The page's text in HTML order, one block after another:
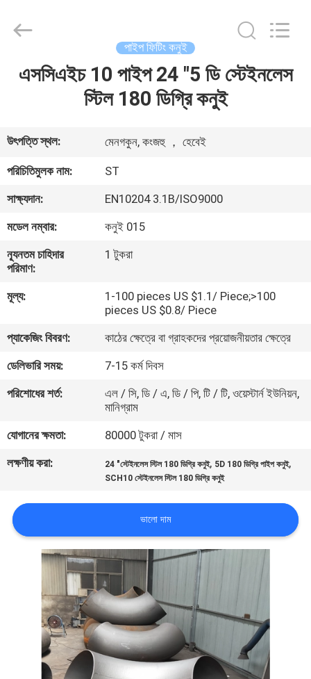
বাড়ি
ভিডিও
VR
প্রদর্শন
আমাদের
সম্পর্কে
কারখানা
ভ্রমণ
নিয়ন্ত্রণ
সাথে
যোগাযোগ
ক্ষেত্রেই
Ltd..
পাইপ ফিটিং কনুই
এসসিএইচ 10 পাইপ 24 "5 ডি স্টেইনলেস
স্টিল 180 ডিগ্রি কনুই
উৎপত্তি স্থল: মেনগকুন, কংজহু ， হেবেই
পরিচিতিমুলক নাম:
ST
সাক্ষ্যদান:
EN10204 3.1B/ISO9000
মডেল নম্বার:
কনুই 015
ন্যূনতম চাহিদার
পরিমাণ:
1 টুকরা
মূল্য:
1-100 pieces US $1.1/ Piece;>100
pieces US $0.8/ Piece
প্যাকেজিং বিবরণ:
কাঠের ক্ষেত্রে বা গ্রাহকদের প্রয়োজনীয়তার ক্ষেত্রে
ডেলিভারি সময়:
7-15 কর্ম দিবস
পরিশোধের শর্ত:
এল / সি, ডি / এ, ডি / পি, টি / টি, ওয়েস্টার্ন ইউনিয়ন,
মানিগ্রাম
যোগানের ক্ষমতা:
80000 টুকরা / মাস
লক্ষণীয় করা:
24 "স্টেইনলেস স্টিল 180 ডিগ্রি কনুই, 5D 180 ডিগ্রি পাইপ কনুই,
SCH10 স্টেইনলেস স্টিল 180 ডিগ্রি কনুই
ভালো দাম